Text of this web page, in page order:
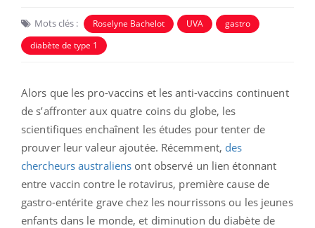
Mots clés : Roselyne Bachelot UVA
gastro
diabète de type 1
Alors que les pro-vaccins et les anti-vaccins continuent
de s’affronter aux quatre coins du globe, les
scientifiques enchaînent les études pour tenter de
prouver leur valeur ajoutée. Récemment, des
chercheurs australiens ont observé un lien étonnant
entre vaccin contre le rotavirus, première cause de
gastro-entérite grave chez les nourrissons ou les jeunes
enfants dans le monde, et diminution du diabète de